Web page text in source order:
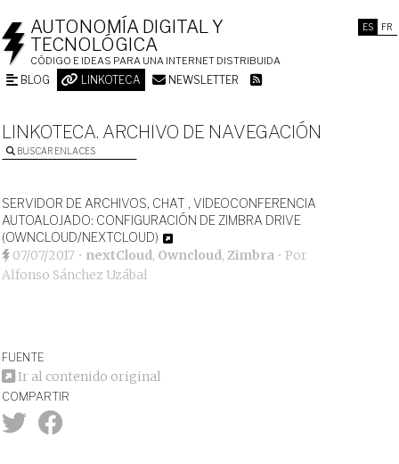
ES FR
AUTONOMÍA DIGITAL Y
TECNOLÓGICA
CÓDIGO E IDEAS PARA UNA INTERNET DISTRIBUIDA
BLOG LINKOTECA NEWSLETTER
LINKOTECA. ARCHIVO DE NAVEGACIÓN
BUSCAR ENLACES
SERVIDOR DE ARCHIVOS, CHAT , VIDEOCONFERENCIA
AUTOALOJADO: CONFIGURACIÓN DE ZIMBRA DRIVE
(OWNCLOUD/NEXTCLOUD)
07/07/2017 • nextCloud, Owncloud,Zimbra • Por
Alfonso Sánchez Uzábal
FUENTE
Ir al contenido original
COMPARTIR